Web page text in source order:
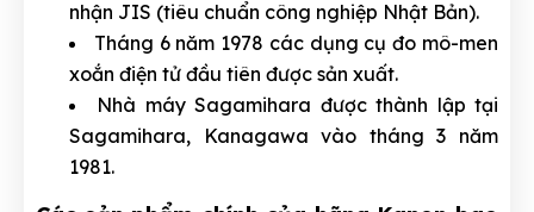
nhận JIS (tiêu chuẩn công nghiệp Nhật Bản).
Tháng 6 năm 1978 các dụng cụ đo mô-men
xoắn điện tử đầu tiên được sản xuất.
Nhà máy Sagamihara được thành lập tại
Sagamihara, Kanagawa vào tháng 3 năm
1981.